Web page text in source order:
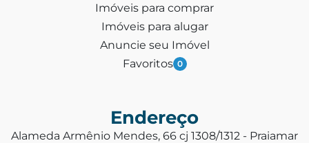
Imóveis para comprar
Imóveis para alugar
Anuncie seu Imóvel
Favoritos 0
Endereço
Alameda Armênio Mendes, 66 cj 1308/1312 - Praiamar